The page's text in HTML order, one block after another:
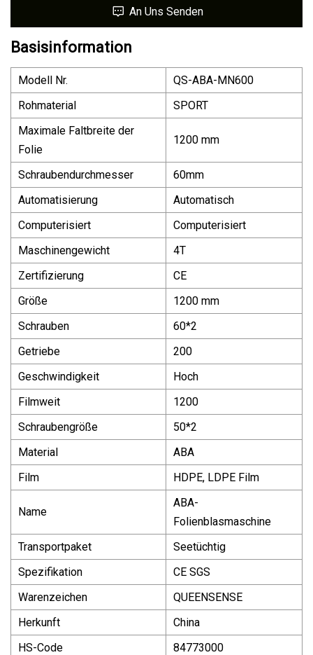
An Uns Senden
Basisinformation
Modell Nr.
QS-ABA-MN600
Rohmaterial
SPORT
Maximale Faltbreite der
Folie
1200 mm
Schraubendurchmesser
60mm
Automatisierung
Automatisch
Computerisiert
Computerisiert
Maschinengewicht
4T
Zertifizierung
CE
Größe
1200 mm
Schrauben
60*2
Getriebe
200
Geschwindigkeit
Hoch
Filmweit
1200
Schraubengröße
50*2
Material
ABA
Film
HDPE, LDPE Film
Name
ABA-
Folienblasmaschine
Transportpaket
Seetüchtig
Spezifikation
CE SGS
Warenzeichen
QUEENSENSE
Herkunft
China
HS-Code
84773000